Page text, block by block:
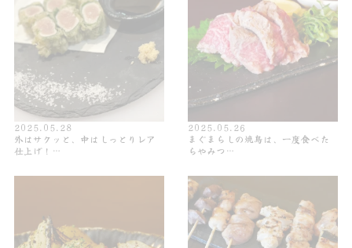
2025.05.28
外はサクッと、中はしっとりレア
仕上げ！…
2025.05.26
まぐまらしの焼鳥は、一度食べた
らやみつ…